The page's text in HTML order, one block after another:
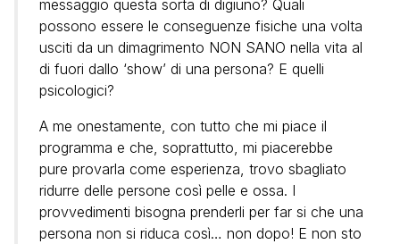
messaggio questa sorta di digiuno? Quali
possono essere le conseguenze fisiche una volta
usciti da un dimagrimento NON SANO nella vita al
di fuori dallo ‘show’ di una persona? E quelli
psicologici?
A me onestamente, con tutto che mi piace il
programma e che, soprattutto, mi piacerebbe
pure provarla come esperienza, trovo sbagliato
ridurre delle persone così pelle e ossa. I
provvedimenti bisogna prenderli per far si che una
persona non si riduca così… non dopo! E non sto